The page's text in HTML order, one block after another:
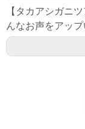
【タカアシガニ
んなお声をアップ